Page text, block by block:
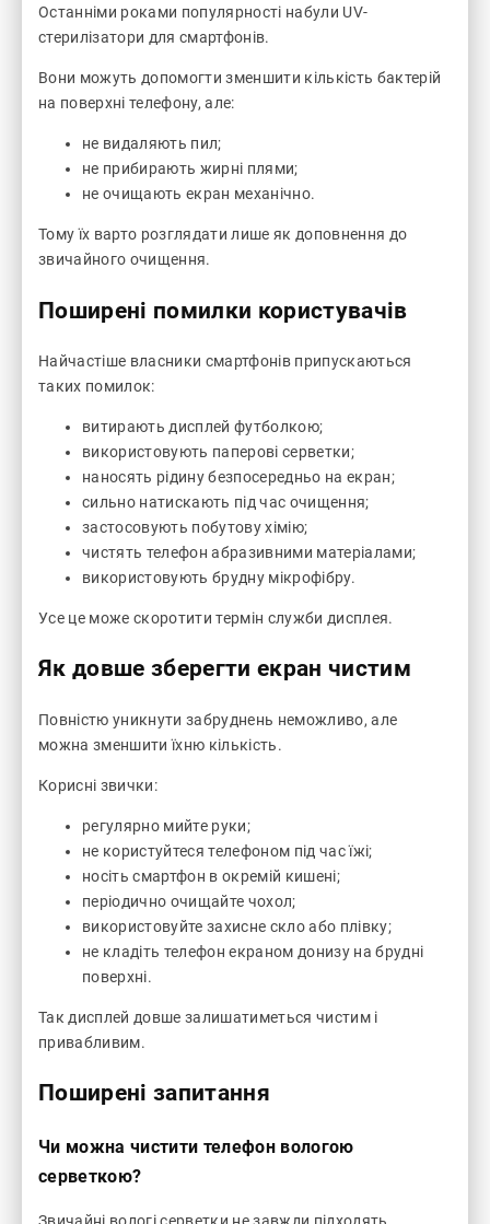
Останніми роками популярності набули UV-
стерилізатори для смартфонів.
Вони можуть допомогти зменшити кількість бактерій
на поверхні телефону, але:
не видаляють пил;
не прибирають жирні плями;
не очищають екран механічно.
Тому їх варто розглядати лише як доповнення до
звичайного очищення.
Поширені помилки користувачів
Найчастіше власники смартфонів припускаються
таких помилок:
витирають дисплей футболкою;
використовують паперові серветки;
наносять рідину безпосередньо на екран;
сильно натискають під час очищення;
застосовують побутову хімію;
чистять телефон абразивними матеріалами;
використовують брудну мікрофібру.
Усе це може скоротити термін служби дисплея.
Як довше зберегти екран чистим
Повністю уникнути забруднень неможливо, але
можна зменшити їхню кількість.
Корисні звички:
регулярно мийте руки;
не користуйтеся телефоном під час їжі;
носіть смартфон в окремій кишені;
періодично очищайте чохол;
використовуйте захисне скло або плівку;
не кладіть телефон екраном донизу на брудні
поверхні.
Так дисплей довше залишатиметься чистим і
привабливим.
Поширені запитання
Чи можна чистити телефон вологою
серветкою?